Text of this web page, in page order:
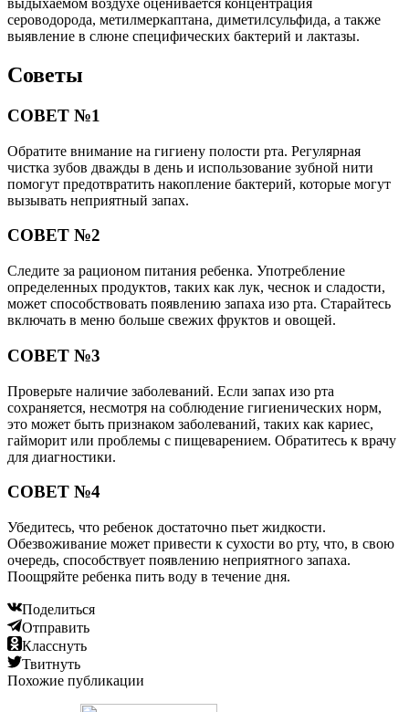
выдыхаемом воздухе оценивается концентрация
сероводорода, метилмеркаптана, диметилсульфида, а также
выявление в слюне специфических бактерий и лактазы.
Советы
СОВЕТ №1
Обратите внимание на гигиену полости рта. Регулярная
чистка зубов дважды в день и использование зубной нити
помогут предотвратить накопление бактерий, которые могут
вызывать неприятный запах.
СОВЕТ №2
Следите за рационом питания ребенка. Употребление
определенных продуктов, таких как лук, чеснок и сладости,
может способствовать появлению запаха изо рта. Старайтесь
включать в меню больше свежих фруктов и овощей.
СОВЕТ №3
Проверьте наличие заболеваний. Если запах изо рта
сохраняется, несмотря на соблюдение гигиенических норм,
это может быть признаком заболеваний, таких как кариес,
гайморит или проблемы с пищеварением. Обратитесь к врачу
для диагностики.
СОВЕТ №4
Убедитесь, что ребенок достаточно пьет жидкости.
Обезвоживание может привести к сухости во рту, что, в свою
очередь, способствует появлению неприятного запаха.
Поощряйте ребенка пить воду в течение дня.
Поделиться
Отправить
Класснуть
Твитнуть
Похожие публикации